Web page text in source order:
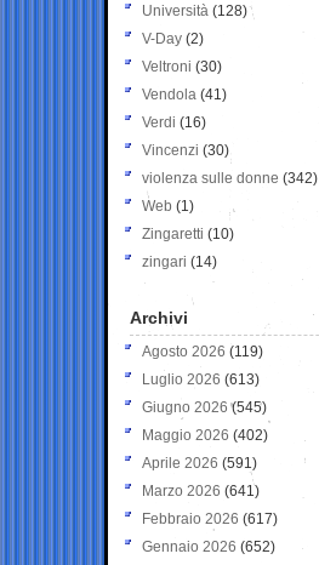
Università (128)
V-Day (2)
Veltroni (30)
Vendola (41)
Verdi (16)
Vincenzi (30)
violenza sulle donne (342)
Web (1)
Zingaretti (10)
zingari (14)
Archivi
Agosto 2026 (119)
Luglio 2026 (613)
Giugno 2026 (545)
Maggio 2026 (402)
Aprile 2026 (591)
Marzo 2026 (641)
Febbraio 2026 (617)
Gennaio 2026 (652)